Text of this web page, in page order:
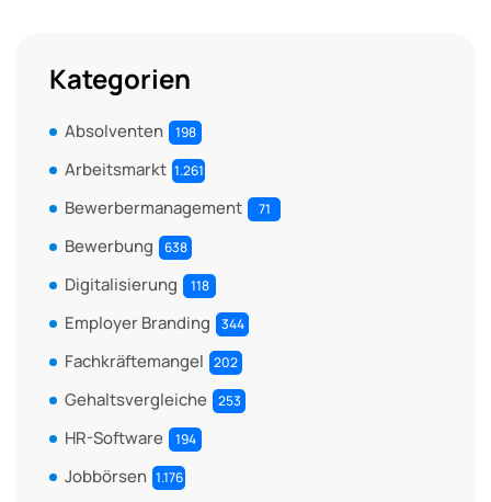
Kategorien
Absolventen 198
Arbeitsmarkt 1.261
Bewerbermanagement 71
Bewerbung 638
Digitalisierung 118
Employer Branding 344
Fachkräftemangel 202
Gehaltsvergleiche 253
HR-Software 194
Jobbörsen 1.176